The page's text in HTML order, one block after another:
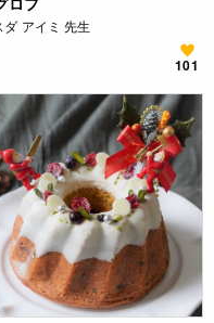
ダ アイミ 先生
101